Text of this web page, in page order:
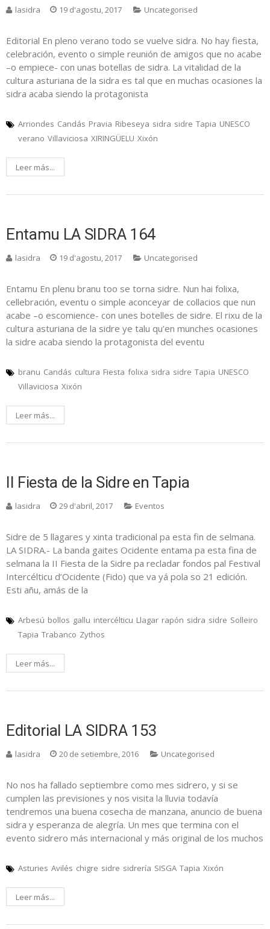
lasidra 19 d'agostu, 2017 Uncategorised
Editorial En pleno verano todo se vuelve sidra. No hay fiesta,
celebración, evento o simple reunión de amigos que no acabe
–o empiece- con unas botellas de sidra. La vitalidad de la
cultura asturiana de la sidra es tal que en muchas ocasiones la
sidra acaba siendo la protagonista
Arriondes Candás Pravia Ribeseya sidra sidre Tapia UNESCO
verano Villaviciosa XIRINGÜELU Xixón
Leer más...
Entamu LA SIDRA 164
lasidra 19 d'agostu, 2017 Uncategorised
Entamu En plenu branu too se torna sidre. Nun hai folixa,
cellebración, eventu o simple aconceyar de collacios que nun
acabe –o escomience- con unes botelles de sidre. El rixu de la
cultura asturiana de la sidre ye talu qu’en munches ocasiones
la sidre acaba siendo la protagonista del eventu
branu Candás cultura Fiesta folixa sidra sidre Tapia UNESCO
Villaviciosa Xixón
Leer más...
II Fiesta de la Sidre en Tapia
lasidra 29 d'abril, 2017 Eventos
Sidre de 5 llagares y xinta tradicional pa esta fin de selmana.
LA SIDRA.- La banda gaites Ocidente entama pa esta fina de
selmana la II Fiesta de la Sidre pa recladar fondos pal Festival
Intercélticu d’Ocidente (Fido) que va yá pola so 21 edición.
Esti añu, amás de la
Arbesú bollos gallu intercélticu Llagar rapón sidra sidre Solleiro
Tapia Trabanco Zythos
Leer más...
Editorial LA SIDRA 153
lasidra 20 de setiembre, 2016 Uncategorised
No nos ha fallado septiembre como mes sidrero, y si se
cumplen las previsiones y nos visita la lluvia todavía
tendremos una buena cosecha de manzana, anuncio de buena
sidra y esperanza de alegría. Un mes que termina con el
evento sidrero más internacional y más original de los muchos
Asturies Avilés chigre sidre sidrería SISGA Tapia Xixón
Leer más...